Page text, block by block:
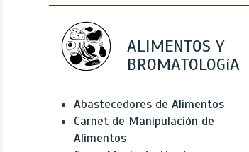
ALIMENTOS Y
BROMATOLOGíA
Abastecedores de Alimentos
Carnet de Manipulación de
Alimentos